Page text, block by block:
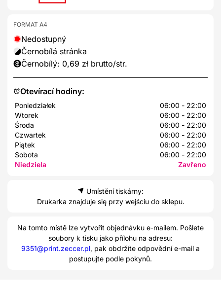
Otevírací hodiny:
Poniedziałek
06:00 - 22:00
Wtorek
06:00 - 22:00
Środa
06:00 - 22:00
Czwartek
06:00 - 22:00
Piątek
06:00 - 22:00
Sobota
06:00 - 22:00
Niedziela
Zavřeno
FORMAT A4
Nedostupný
Černobílá stránka
Černobílý: 0,69 zł brutto/str.
Umístění tiskárny:
Drukarka znajduje się przy wejściu do sklepu.
Na tomto místě lze vytvořit objednávku e-mailem. Pošlete
soubory k tisku jako přílohu na adresu:
9351@print.zeccer.pl, pak obdržíte odpovědní e-mail a
postupujte podle pokynů.